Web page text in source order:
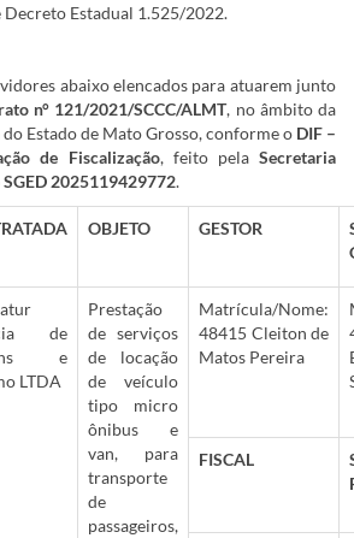
Estadual 1.525/2022.
abaixo elencados para atuarem junto
n° 121/2021/SCCC/ALMT, no âmbito da
Estado de Mato Grosso, conforme o DIF –
de Fiscalização, feito pelaSecretaria
SGED 2025119429772.
OBJETO GESTOR
de
e
LTDA
Prestação
de serviços
de locação
de veículo
tipo micro
ônibus e
van, para
transporte
de
passageiros,
Matrícula/Nome:
48415 Cleiton de
Matos Pereira
FISCAL